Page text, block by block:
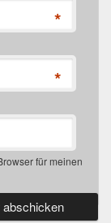
*
*
für meinen